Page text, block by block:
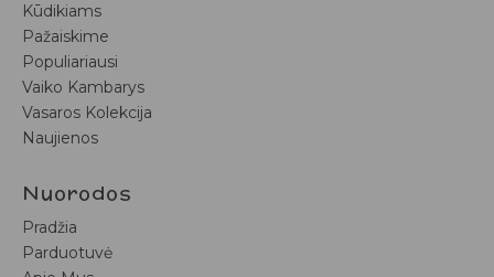
Kūdikiams
Pažaiskime
Populiariausi
Vaiko Kambarys
Vasaros Kolekcija
Naujienos
Nuorodos
Pradžia
Parduotuvė